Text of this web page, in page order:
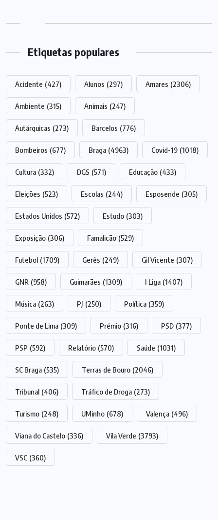
Etiquetas populares
Acidente (427) Alunos (297) Amares (2306)
Ambiente (315) Animais (247)
Autárquicas (273) Barcelos (776)
Bombeiros (677) Braga (4963) Covid-19 (1018)
Cultura (332) DGS (571) Educação (433)
Eleições (523) Escolas (244) Esposende (305)
Estados Unidos (572) Estudo (303)
Exposição (306) Famalicão (529)
Futebol (1709) Gerês (249) Gil Vicente (307)
GNR (958) Guimarães (1309) I Liga (1407)
Música (263) PJ (250) Política (359)
Ponte de Lima (309) Prémio (316) PSD (377)
PSP (592) Relatório (570) Saúde (1031)
SC Braga (535) Terras de Bouro (2046)
Tribunal (406) Tráfico de Droga (273)
Turismo (248) UMinho (678) Valença (496)
Viana do Castelo (336) Vila Verde (3793)
VSC (360)